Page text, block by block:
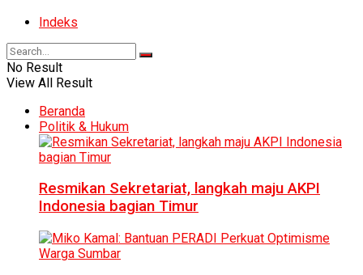
Indeks
No Result
View All Result
Beranda
Politik & Hukum
Resmikan Sekretariat, langkah maju AKPI
Indonesia bagian Timur